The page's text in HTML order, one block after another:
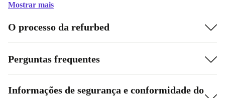
Mostrar mais
O processo da refurbed
Perguntas frequentes
Informações de segurança e conformidade do